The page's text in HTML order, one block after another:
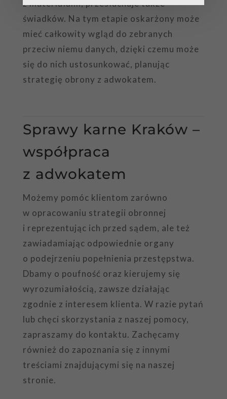
z materiałami, przesłuchuje także
świadków. Na tym etapie oskarżony może
mieć całkowity wgląd do zebranych
przeciw niemu danych, dzięki czemu może
się do nich ustosunkować, planując
strategię obrony z adwokatem.
Sprawy karne Kraków –
współpraca
z adwokatem
Możemy pomóc klientom zarówno
w opracowaniu strategii obronnej
i reprezentując ich przed sądem, ale też
zawiadamiając odpowiednie organy
o podejrzeniu popełnienia przestępstwa.
Dbamy o poufność oraz kierujemy się
wyrozumiałością, zawsze działając
zgodnie z interesem klienta. W razie pytań
lub chęci skorzystania z naszej pomocy,
zapraszamy do kontaktu. Zachęcamy
również do zapoznania się z innymi
treściami znajdującymi się na naszej
stronie.